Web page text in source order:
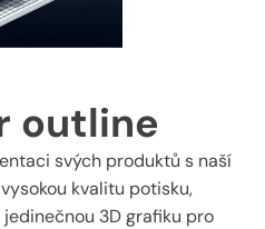
outline
svých produktů s naší
kvalitu potisku,
3D grafiku pro